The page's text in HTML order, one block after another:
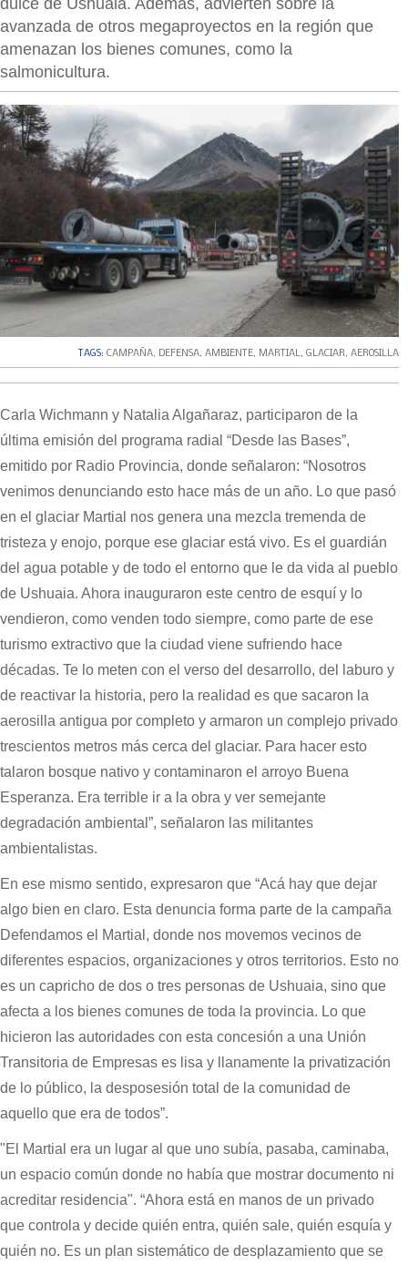
avanzada de otros megaproyectos en la región que
amenazan los bienes comunes, como la
salmonicultura.
TAGS: CAMPAÑA, DEFENSA, AMBIENTE, MARTIAL, GLACIAR, AEROSILLA
Carla Wichmann y Natalia Algañaraz, participaron de la
última emisión del programa radial “Desde las Bases”,
emitido por Radio Provincia, donde señalaron: “Nosotros
venimos denunciando esto hace más de un año. Lo que pasó
en el glaciar Martial nos genera una mezcla tremenda de
tristeza y enojo, porque ese glaciar está vivo. Es el guardián
del agua potable y de todo el entorno que le da vida al pueblo
de Ushuaia. Ahora inauguraron este centro de esquí y lo
vendieron, como venden todo siempre, como parte de ese
turismo extractivo que la ciudad viene sufriendo hace
décadas. Te lo meten con el verso del desarrollo, del laburo y
de reactivar la historia, pero la realidad es que sacaron la
aerosilla antigua por completo y armaron un complejo privado
trescientos metros más cerca del glaciar. Para hacer esto
talaron bosque nativo y contaminaron el arroyo Buena
Esperanza. Era terrible ir a la obra y ver semejante
degradación ambiental”, señalaron las militantes
ambientalistas.
En ese mismo sentido, expresaron que “Acá hay que dejar
algo bien en claro. Esta denuncia forma parte de la campaña
Defendamos el Martial, donde nos movemos vecinos de
diferentes espacios, organizaciones y otros territorios. Esto no
es un capricho de dos o tres personas de Ushuaia, sino que
afecta a los bienes comunes de toda la provincia. Lo que
hicieron las autoridades con esta concesión a una Unión
Transitoria de Empresas es lisa y llanamente la privatización
de lo público, la desposesión total de la comunidad de
aquello que era de todos”.
"El Martial era un lugar al que uno subía, pasaba, caminaba,
un espacio común donde no había que mostrar documento ni
acreditar residencia". “Ahora está en manos de un privado
que controla y decide quién entra, quién sale, quién esquía y
quién no. Es un plan sistemático de desplazamiento que se